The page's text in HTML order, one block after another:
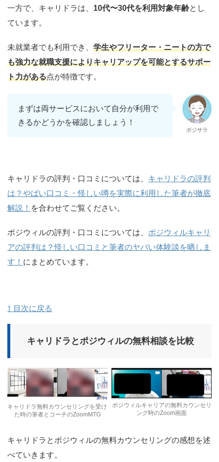
一方で、キャリドラは、 10代〜30代を利用対象年齢とし
ています。
未就業者でも利用でき、 学生やフリーター・ニートの方で
も強力な就職支援によりキャリアップを可能とするサポー
ト力がある点が特徴です。
まずは両サービスにおいて自分が利用で
きるかどうかを確認しましょう！
ポジサラ
キャリドラの評判・口コミについては、 キャリドラの評判
は？やばい口コミ・怪しい噂を実際に利用した筆者が徹底
解説！ を合わせてご覧ください。
ポジウィルの評判・口コミについては、 ポジウィルキャリ
アの評判は？怪しい口コミと筆者のヤバい体験談を晒しま
す！ にまとめています。
⇧ 目次に戻る
キャリドラとポジウィルの無料相談を比較
キャリドラ無料カウンセリングを受け
た時の筆者とコーチのZoomMTG
ポジウィルキャリアの無料カウンセリ
ング時のZoom画面
キャリドラとポジウィルの無料カウンセリングの感想を述
べていきます。